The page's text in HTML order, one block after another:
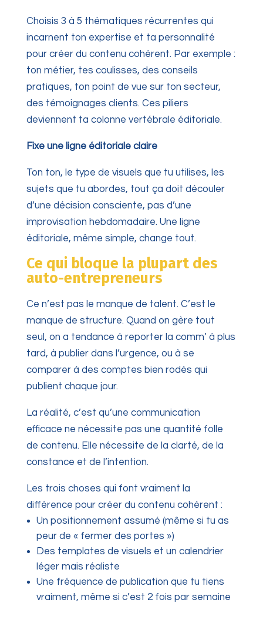
Choisis 3 à 5 thématiques récurrentes qui
incarnent ton expertise et ta personnalité
pour créer du contenu cohérent. Par exemple :
ton métier, tes coulisses, des conseils
pratiques, ton point de vue sur ton secteur,
des témoignages clients. Ces piliers
deviennent ta colonne vertébrale éditoriale.
Fixe une ligne éditoriale claire
Ton ton, le type de visuels que tu utilises, les
sujets que tu abordes, tout ça doit découler
d’une décision consciente, pas d’une
improvisation hebdomadaire. Une ligne
éditoriale, même simple, change tout.
Ce qui bloque la plupart des
auto-entrepreneurs
Ce n’est pas le manque de talent. C’est le
manque de structure. Quand on gère tout
seul, on a tendance à reporter la comm’ à plus
tard, à publier dans l’urgence, ou à se
comparer à des comptes bien rodés qui
publient chaque jour.
La réalité, c’est qu’une communication
efficace ne nécessite pas une quantité folle
de contenu. Elle nécessite de la clarté, de la
constance et de l’intention.
Les trois choses qui font vraiment la
différence pour créer du contenu cohérent :
Un positionnement assumé (même si tu as
peur de « fermer des portes »)
Des templates de visuels et un calendrier
léger mais réaliste
Une fréquence de publication que tu tiens
vraiment, même si c’est 2 fois par semaine